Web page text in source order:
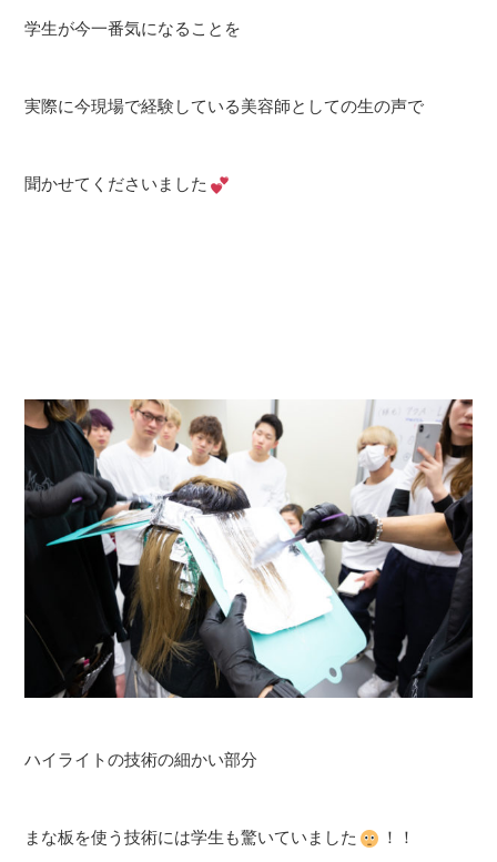
学生が今一番気になることを
実際に今現場で経験している美容師としての生の声で
聞かせてくださいました
ハイライトの技術の細かい部分
まな板を使う技術には学生も驚いていました ！！